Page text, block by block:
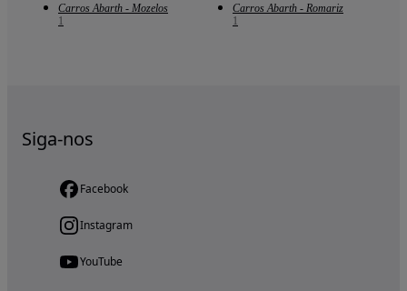
Carros Abarth - Mozelos
1
Carros Abarth - Romariz
1
Siga-nos
Facebook
Instagram
YouTube